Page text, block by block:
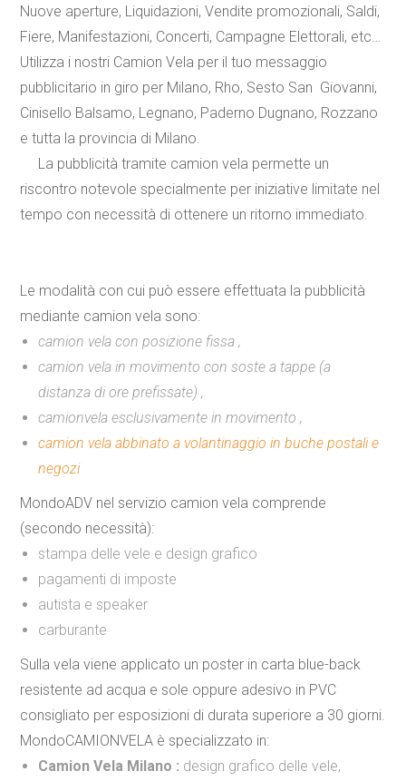
Nuove aperture, Liquidazioni, Vendite promozionali, Saldi,
Fiere, Manifestazioni, Concerti, Campagne Elettorali, etc…
Utilizza i nostri Camion Vela per il tuo messaggio
pubblicitario in giro per Milano, Rho, Sesto San Giovanni,
Cinisello Balsamo, Legnano, Paderno Dugnano, Rozzano
e tutta la provincia di Milano.
La pubblicità tramite camion vela permette un
riscontro notevole specialmente per iniziative limitate nel
tempo con necessità di ottenere un ritorno immediato.
Le modalità con cui può essere effettuata la pubblicità
mediante camion vela sono:
camion vela con posizione fissa ,
camion vela in movimento con soste a tappe (a
distanza di ore prefissate) ,
camionvela esclusivamente in movimento ,
camion vela abbinato a volantinaggio in buche postali e
negozi
MondoADV nel servizio camion vela comprende
(secondo necessità):
stampa delle vele e design grafico
pagamenti di imposte
autista e speaker
carburante
Sulla vela viene applicato un poster in carta blue-back
resistente ad acqua e sole oppure adesivo in PVC
consigliato per esposizioni di durata superiore a 30 giorni.
MondoCAMIONVELA è specializzato in:
Camion Vela Milano : design grafico delle vele,